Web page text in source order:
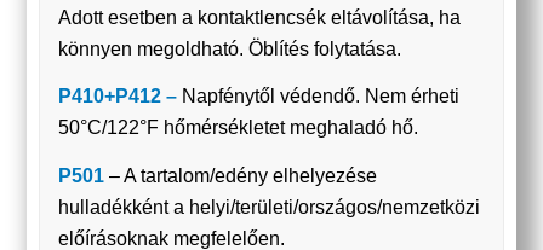
Adott esetben a kontaktlencsék eltávolítása, ha
könnyen megoldható. Öblítés folytatása.
P410+P412 – Napfénytől védendő. Nem érheti
50°C/122°F hőmérsékletet meghaladó hő.
P501– A tartalom/edény elhelyezése
hulladékként a helyi/területi/országos/nemzetközi
előírásoknak megfelelően.